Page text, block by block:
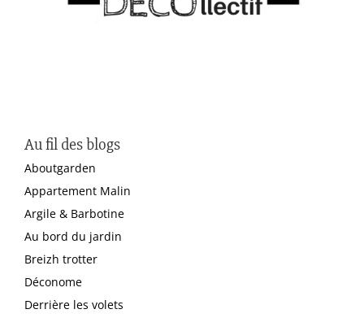
Au fil des blogs
Aboutgarden
Appartement Malin
Argile & Barbotine
Au bord du jardin
Breizh trotter
Déconome
Derrière les volets